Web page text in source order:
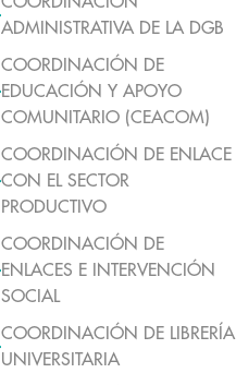
ADMINISTRATIVA DE LA DGB
COORDINACIÓN DE
EDUCACIÓN Y APOYO
COMUNITARIO (CEACOM)
COORDINACIÓN DE ENLACE
CON EL SECTOR
PRODUCTIVO
COORDINACIÓN DE
ENLACES E INTERVENCIÓN
SOCIAL
COORDINACIÓN DE LIBRERÍA
UNIVERSITARIA